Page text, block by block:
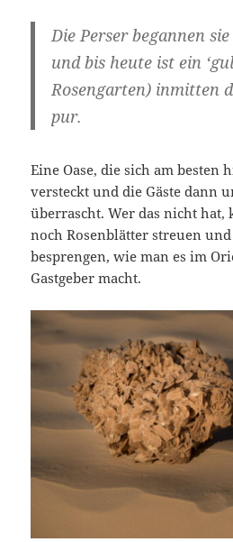
Die Perser begannen
und bis heute ist ein
Rosengarten) inmitten
pur.
Eine Oase, die sich am besten
versteckt und die Gäste dann
überrascht. Wer das nicht
noch Rosenblätter streuen
besprengen, wie man es im
Gastgeber macht.